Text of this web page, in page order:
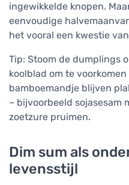
ingewikkelde knopen.
eenvoudige
het vooral een kwestie
Tip: Stoom de dumplings
koolblad om te
bamboemandje blijven
– bijvoorbeeld sojasesam
zoetzure pruimen.
Dim sum als
levensstijl